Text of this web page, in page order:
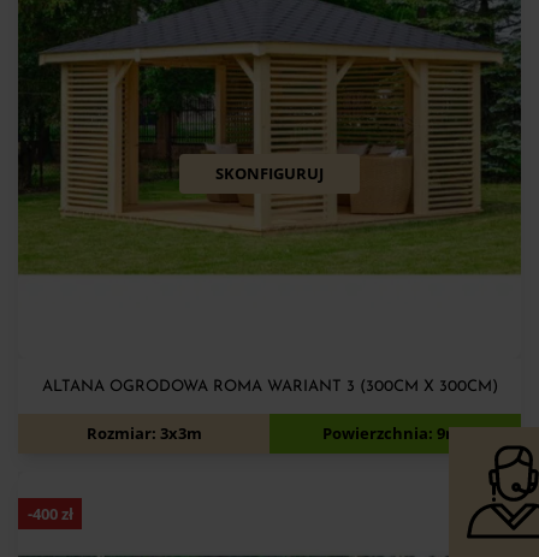
SKONFIGURUJ
ALTANA OGRODOWA ROMA WARIANT 3 (300CM X 300CM)
6 530 6 130zł
Rozmiar: 3x3m Powierzchnia: 9m2
-400zł